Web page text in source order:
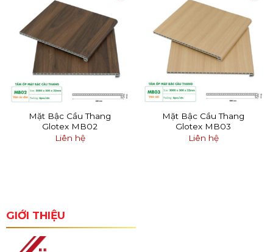
Mặt Bậc Cầu Thang
Glotex MB02
Liên hệ
Mặt Bậc Cầu Thang
Glotex MB03
Liên hệ
GIỚI THIỆU